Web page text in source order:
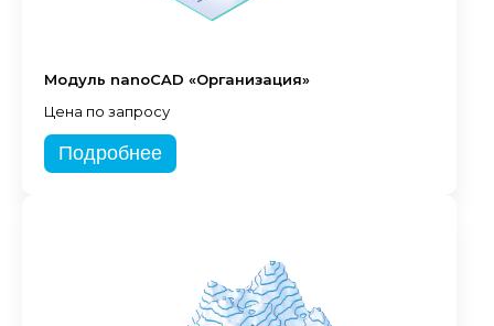
Модуль nanoCAD «Организация»
Цена по запросу
Подробнее